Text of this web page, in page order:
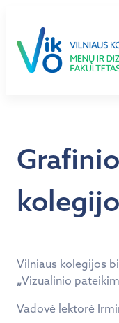
turinio
Vilniaus kolegijos
„Vizualinio
Vadovė lektorė